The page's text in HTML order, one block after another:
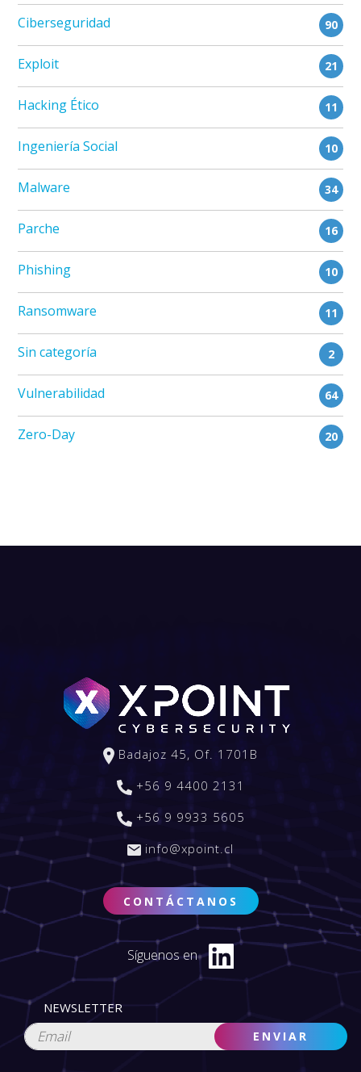
Ciberseguridad 90
Exploit 21
Hacking Ético 11
Ingeniería Social 10
Malware 34
Parche 16
Phishing 10
Ransomware 11
Sin categoría 2
Vulnerabilidad 64
Zero-Day 20
+56 9 4400 2131
Badajoz 45, Of. 1701B
+56 9 9933 5605
info@xpoint.cl
CONTÁCTANOS
Síguenos en
NEWSLETTER